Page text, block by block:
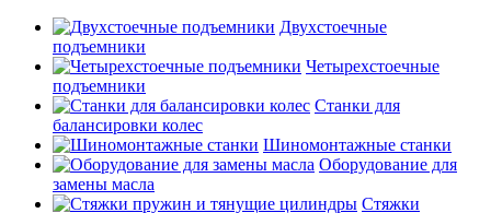
Двухстоечные
подъемники
Четырехстоечные
подъемники
Станки для
балансировки колес
Шиномонтажные станки
Оборудование для
замены масла
Стяжки